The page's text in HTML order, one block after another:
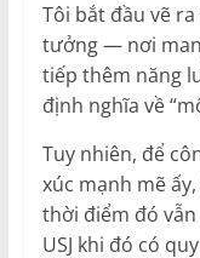
Tôi bắt đầu vẽ
tưởng — nơi
tiếp thêm năng
định nghĩa về
Tuy nhiên, để
xúc mạnh mẽ
thời điểm đó
USJ khi đó có